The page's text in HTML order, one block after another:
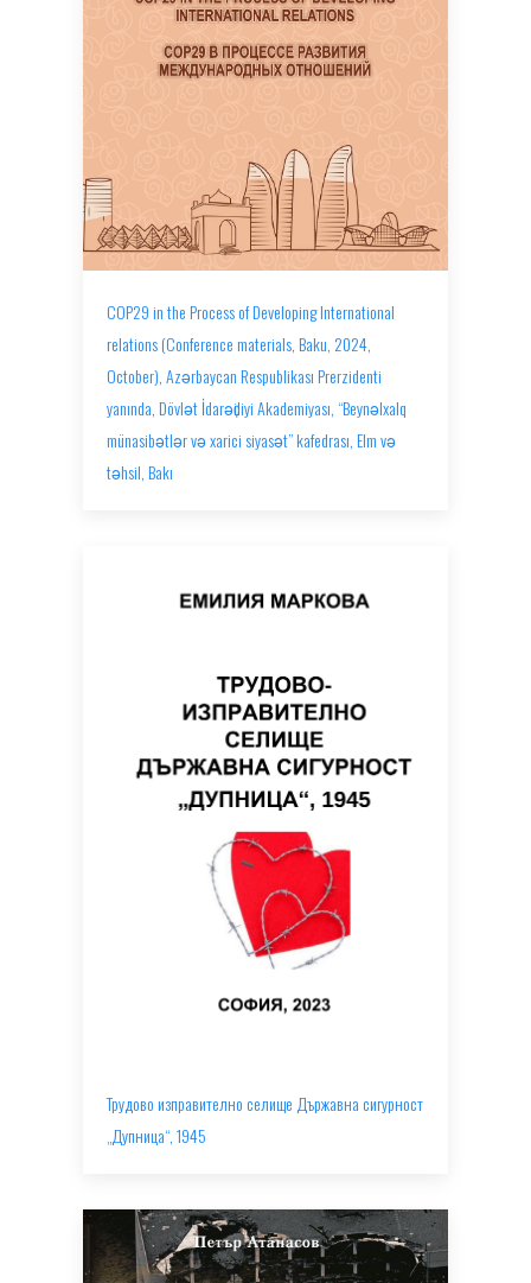
COP29 in the Process of Developing International
relations (Conference materials, Baku, 2024,
October), Azǝrbaycan Respublikası Prerzidenti
yanında, Dövlǝt İdarǝҫiliyi Akademiyası, “Beynǝlxalq
münasibǝtlǝr vǝ xarici siyasǝt” kafedrası, Elm vǝ
tǝhsil, Bakı
Трудово изправително селище Държавна сигурност
„Дупница“, 1945